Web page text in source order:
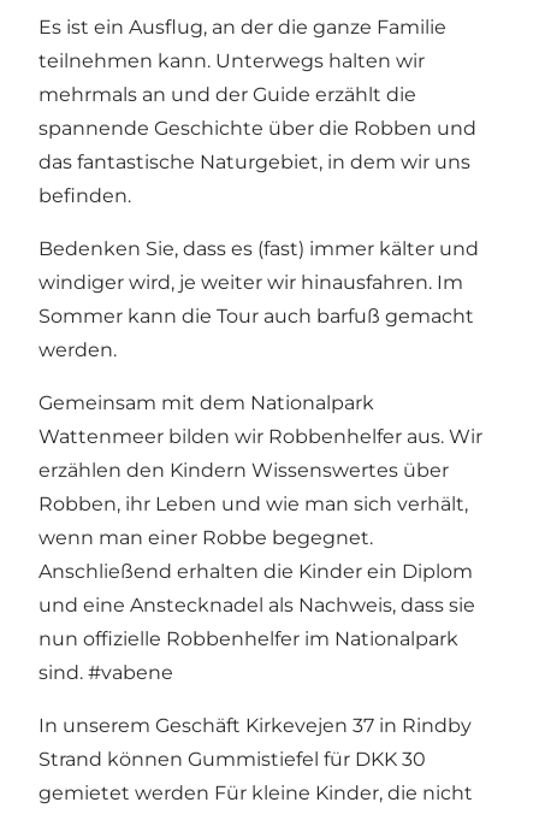
Es ist ein Ausflug, an der die ganze Familie
teilnehmen kann. Unterwegs halten wir
mehrmals an und der Guide erzählt die
spannende Geschichte über die Robben und
das fantastische Naturgebiet, in dem wir uns
befinden.
Bedenken Sie, dass es (fast) immer kälter und
windiger wird, je weiter wir hinausfahren. Im
Sommer kann die Tour auch barfuß gemacht
werden.
Gemeinsam mit dem Nationalpark
Wattenmeer bilden wir Robbenhelfer aus. Wir
erzählen den Kindern Wissenswertes über
Robben, ihr Leben und wie man sich verhält,
wenn man einer Robbe begegnet.
Anschließend erhalten die Kinder ein Diplom
und eine Anstecknadel als Nachweis, dass sie
nun offizielle Robbenhelfer im Nationalpark
sind. #vabene
In unserem Geschäft Kirkevejen 37 in Rindby
Strand können Gummistiefel für DKK 30
gemietet werden Für kleine Kinder, die nicht